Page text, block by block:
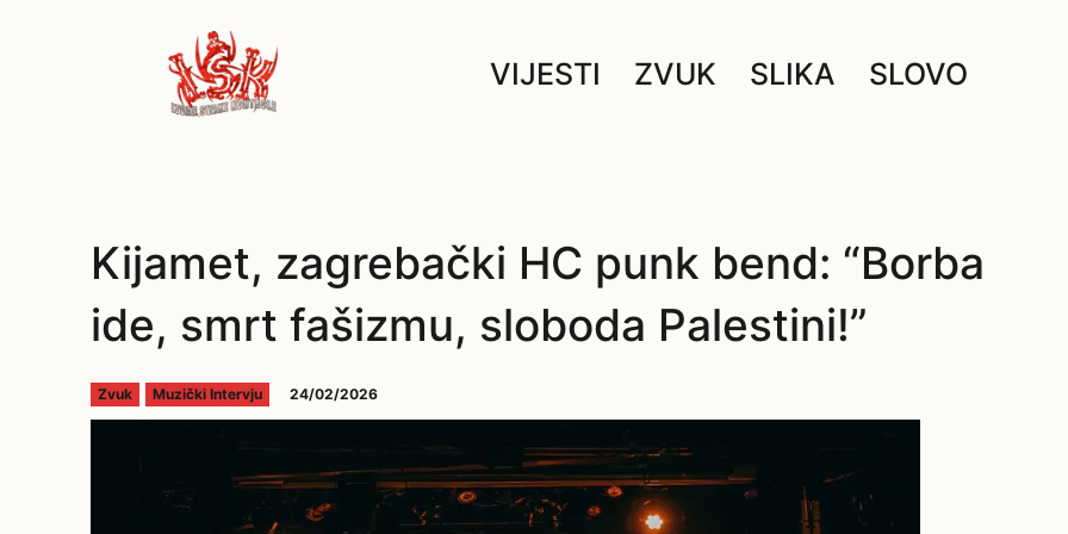
VIJESTI ZVUK SLIKA SLOVO
Kijamet, zagrebački HC punk bend: “Borba
ide, smrt fašizmu, sloboda Palestini!”
Zvuk Muzički Intervju 24/02/2026